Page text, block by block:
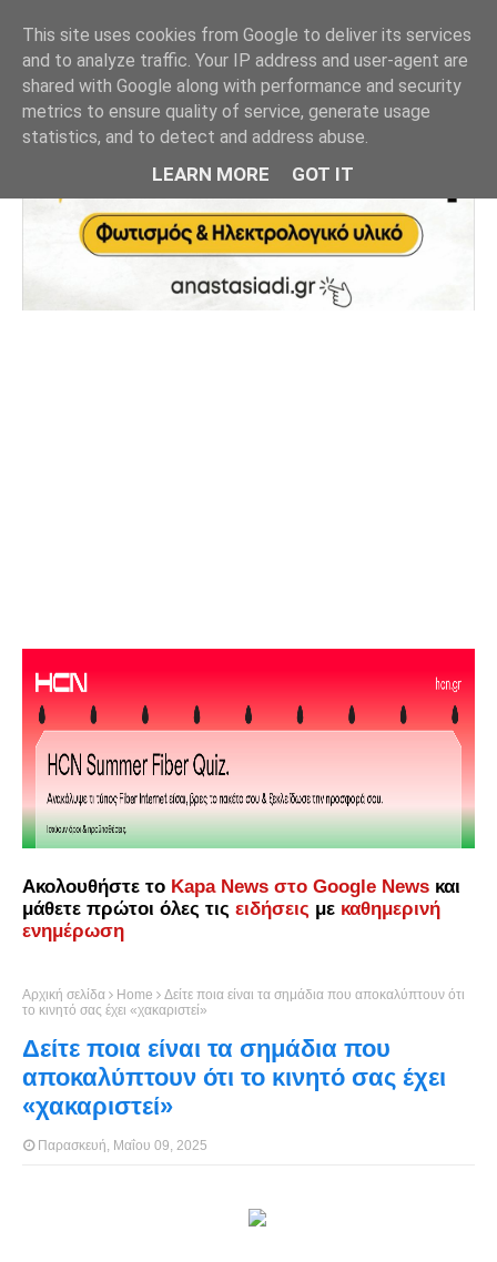
Ακολουθήστε το Kapa News στο Google News και
μάθετε πρώτοι όλες τις ειδήσεις με καθημερινή
ενημέρωση
Αρχική σελίδα Home
Δείτε ποια είναι τα σημάδια που αποκαλύπτουν ότι
το κινητό σας έχει «χακαριστεί»
Δείτε ποια είναι τα σημάδια που
αποκαλύπτουν ότι το κινητό σας έχει
«χακαριστεί»
Παρασκευή, Μαΐου 09, 2025
This site uses cookies from Google to deliver its services
and to analyze traffic. Your IP address and user-agent are
shared with Google along with performance and security
metrics to ensure quality of service, generate usage
statistics, and to detect and address abuse.
LEARN MORE GOT IT